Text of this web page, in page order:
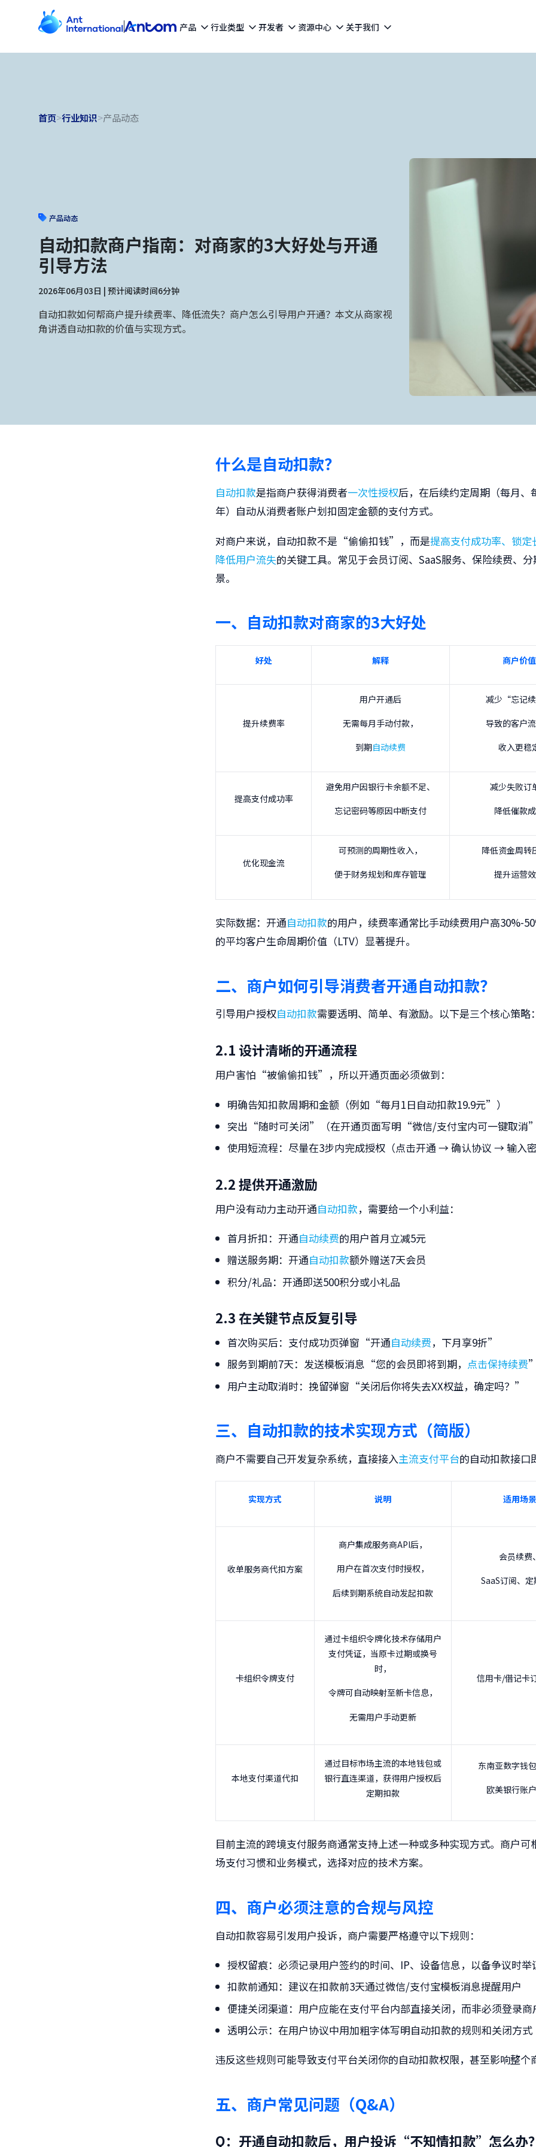
产品 行业类型 开发者 资源中心 关于我们
首页>行业知识>产品动态
产品动态
自动扣款商户指南：对商家的3大好处与开通
引导方法
2026年06月03日 | 预计阅读时间6分钟
自动扣款如何帮商户提升续费率、降低流失？商户怎么引导用户开通？本文从商家视
角讲透自动扣款的价值与实现方式。
什么是自动扣款？
自动扣款是指商户获得消费者一次性授权后，在后续约定周期（每月、
年）自动从消费者账户划扣固定金额的支付方式。
对商户来说，自动扣款不是“偷偷扣钱”，而是提高支付成功率、 锁定
降低用户流失的关键工具。常见于会员订阅、SaaS服务、保险续费、
景。
一、 自动扣款对商家的3大好处
好处 解释 商户价值
提升续费率
用户开通后
无需每月手动付款，
到期自动续费
减少“忘记
导致的客户流
收入更稳
提高支付成功率
避免用户因银行卡余额不足、
忘记密码等原因中断支付
减少失败订
降低催款
优化现金流
可预测的周期性收入，
便于财务规划和库存管理
降低资金周转
提升运营
实际数据：开通自动扣款的用户， 续费率通常比手动续费用户高30%-
的平均客户生命周期价值（LTV）显著提升。
二、商户如何引导消费者开通自动扣款？
引导用户授权自动扣款需要透明、简单、有激励。以下是三个核心策略：
2.1 设计清晰的开通流程
用户害怕“被偷偷扣钱”，所以开通页面必须做到：
明确告知扣款周期和金额 （例如“每月1日自动扣款19.9元”）
突出“随时可关闭”
（在开通页面写明“微信/支付宝内可一键取消”
使用短流程：尽量在3步内完成授权（点击开通 → 确认协议 → 输入密
2.2 提供开通激励
用户没有动力主动开通自动扣款，需要给一个小利益：
首月折扣 ：开通自动续费的用户首月立减5元
赠送服务期：开通自动扣款额外赠送7天会员
积分/礼品：开通即送500积分或小礼品
2.3 在关键节点反复引导
首次购买后：支付成功页弹窗“开通自动续费，下月享9折”
服务到期前7天：发送模板消息“您的会员即将到期， 点击保持续费”
用户主动取消时：挽留弹窗“关闭后你将失去XX权益，确定吗？”
三、自动扣款的技术实现方式（简版）
商户不需要自己开发复杂系统，直接接入主流支付平台的自动扣款接口
实现方式 说明 适用场景
收单服务商代扣方案
商户集成服务商API后，
用户在首次支付时授权，
后续到期系统自动发起扣款
会员续费、
SaaS订阅、
卡组织令牌支付
通过卡组织令牌化技术存储用户
支付凭证， 当原卡过期或换号
时，
令牌可自动映射至新卡信息，
无需用户手动更新
信用卡/借记卡
本地支付渠道代扣
通过目标市场主流的本地钱包或
银行直连渠道，获得用户授权后
定期扣款
东南亚数字钱包
欧美银行账
目前主流的跨境支付服务商通常支持上述一种或多种实现方式。商户可
场支付习惯和业务模式，选择对应的技术方案。
四、商户必须注意的合规与风控
自动扣款容易引发用户投诉，商户需要严格遵守以下规则：
授权留痕：必须记录用户签约的时间、IP、设备信息，以备争议时举
扣款前通知：建议在扣款前3天通过微信/支付宝模板消息提醒用户
便捷关闭渠道：用户应能在支付平台内部直接关闭，而非必须登录
透明公示：在用户协议中用加粗字体写明自动扣款的规则和关闭方式
违反这些规则可能导致支付平台关闭你的自动扣款权限，甚至影响整个
五、商户常见问题（Q&A）
Q：开通自动扣款后，用户投诉“不知情扣款”怎么办？